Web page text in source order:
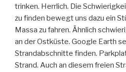
trinken. Herrlich. Die
zu finden bewegt uns dazu ein
Massa zu fahren. Ähnlich
an der Ostküste. Google Earth
Strandabschnitte finden.
Strand. Auch an diesem freien